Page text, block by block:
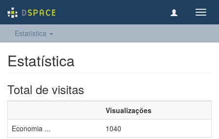
Estatística
Estatística
Total de visitas
Visualizações
Economia ...
1040